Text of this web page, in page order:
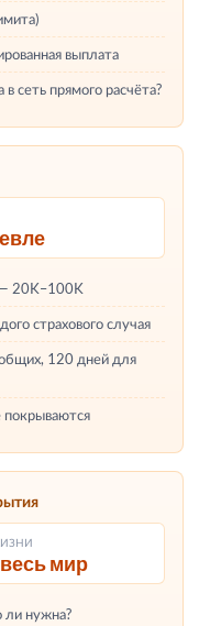
выплата
сеть прямого расчёта?
20K–100K
страхового случая
120 дней для
мир
ли нужна?